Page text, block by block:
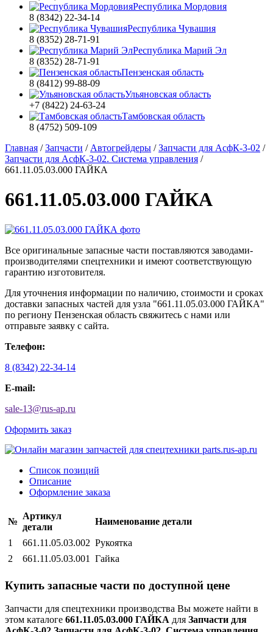
Республика Мордовия
8 (8342) 22-34-14
Республика Чувашия
8 (8352) 28-71-91
Республика Марий Эл
8 (8352) 28-71-91
Пензенская область
8 (8412) 99-88-09
Ульяновская область
+7 (8422) 24-63-24
Тамбовская область
8 (4752) 509-109
Главная /Запчасти / Автогрейдеры /Запчасти для АсфК-3-02 /
Запчасти для АсфК-3-02. Система управления /
661.11.05.03.000 ГАЙКА
661.11.05.03.000 ГАЙКА
Все оригинальные запасные части поставляются заводами-
производителями спецтехники и имеют соответствующую
гарантию изготовителя.
Для уточнения информации по наличию, стоимости и сроках
доставки запасных частей для узла "661.11.05.03.000 ГАЙКА"
по региону Пензенская область свяжитесь с нами или
отправьте заявку с сайта.
Телефон:
8 (8342) 22-34-14
E-mail:
sale-13@rus-ap.ru
Оформить заказ
Список позиций
Описание
Оформление заказа
№
Артикул
детали
Наименование детали
1 661.11.05.03.002 Рукоятка
2
661.11.05.03.001 Гайка
Купить запасные части по доступной цене
Запчасти для спецтехники производства Вы можете найти в
этом каталоге 661.11.05.03.000 ГАЙКА для Запчасти для